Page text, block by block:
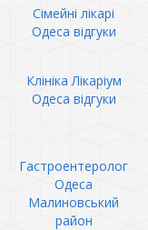
Сімейні лікарі
Одеса відгуки
Клініка Лікаріум
Одеса відгуки
Гастроентеролог
Одеса
Малиновський
район